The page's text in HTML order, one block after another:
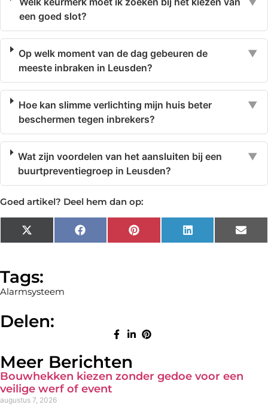
een goed slot?
Op welk moment van de dag gebeuren de
meeste inbraken in Leusden?
▼
Hoe kan slimme verlichting mijn huis beter
beschermen tegen inbrekers?
▼
Wat zijn voordelen van het aansluiten bij een
buurtpreventiegroep in Leusden?
▼
Goed artikel? Deel hem dan op:
X
(Twitter)
Facebook Pinterest LinkedIn
Tags:
Alarmsysteem
Delen:
Meer Berichten
Bouwhekken kiezen zonder gedoe voor een
veilige werf of event
augustus 7, 2026